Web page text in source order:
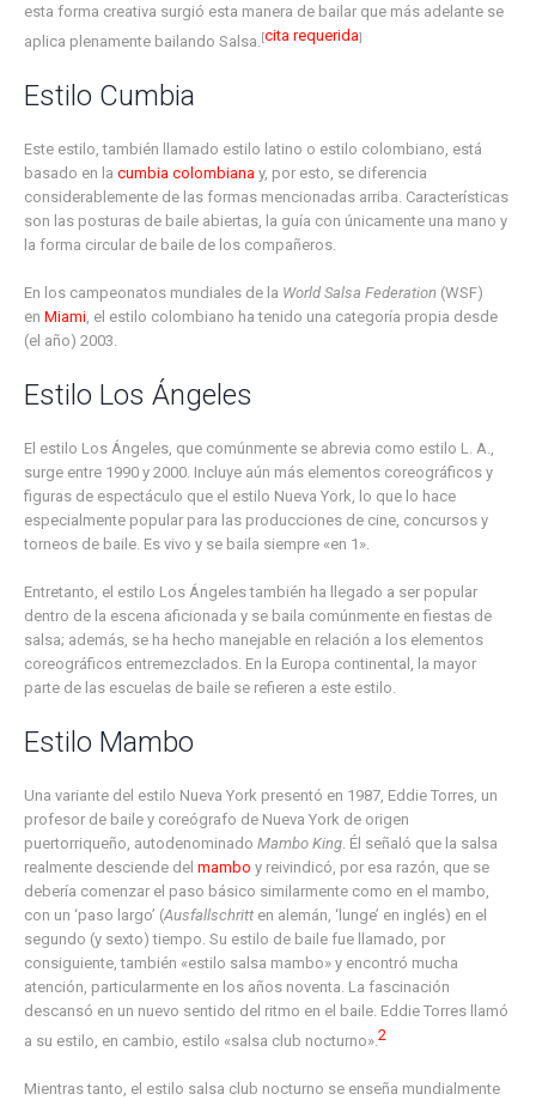
esta forma creativa surgió esta manera de bailar que más adelante se
aplica plenamente bailando Salsa. [cita requerida]
Estilo Cumbia
Este estilo, también llamado estilo latino o estilo colombiano, está
basado en lacumbia colombiana y, por esto, se diferencia
considerablemente de las formas mencionadas arriba. Características
son las posturas de baile abiertas, la guía con únicamente una mano y
la forma circular de baile de los compañeros.
En los campeonatos mundiales de la World Salsa Federation (WSF)
enMiami , el estilo colombiano ha tenido una categoría propia desde
(el año) 2003.
Estilo Los Ángeles
El estilo Los Ángeles, que comúnmente se abrevia como estilo L. A.,
surge entre 1990 y 2000. Incluye aún más elementos coreográficos y
figuras de espectáculo que el estilo Nueva York, lo que lo hace
especialmente popular para las producciones de cine, concursos y
torneos de baile. Es vivo y se baila siempre «en 1».
Entretanto, el estilo Los Ángeles también ha llegado a ser popular
dentro de la escena aficionada y se baila comúnmente en fiestas de
salsa; además, se ha hecho manejable en relación a los elementos
coreográficos entremezclados. En la Europa continental, la mayor
parte de las escuelas de baile se refieren a este estilo.
Estilo Mambo
Una variante del estilo Nueva York presentó en 1987, Eddie Torres, un
profesor de baile y coreógrafo de Nueva York de origen
puertorriqueño, autodenominadoMambo King . Él señaló que la salsa
realmente desciende delmambo y reivindicó, por esa razón, que se
debería comenzar el paso básico similarmente como en el mambo,
con un ‘paso largo’ (Ausfallschritt en alemán, ‘lunge’ en inglés) en el
segundo (y sexto) tiempo. Su estilo de baile fue llamado, por
consiguiente, también «estilo salsa mambo» y encontró mucha
atención, particularmente en los años noventa. La fascinación
descansó en un nuevo sentido del ritmo en el baile. Eddie Torres llamó
a su estilo, en cambio, estilo «salsa club nocturno».2
Mientras tanto, el estilo salsa club nocturno se enseña mundialmente